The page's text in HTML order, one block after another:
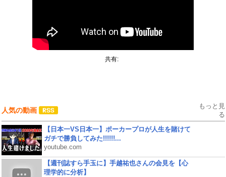
共有:
人気の動画
もっと見
る
【日本一VS日本一】ポーカープロが人生を賭けて
ガチで勝負してみた!!!!!!...
youtube.com
【週刊誌すら手玉に】手越祐也さんの会見を【心
理学的に分析】